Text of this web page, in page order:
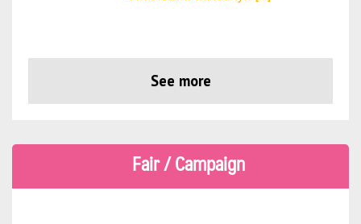
See more
Fair / Campaign